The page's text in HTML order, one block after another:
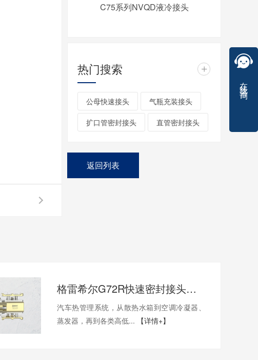
C75系列NVQD液冷接头
热门搜索 +
公母快速接头 气瓶充装接头
扩口管密封接头 直管密封接头
返回列表
格雷希尔G72R快速密封接头：汽车空调异型管口测试方案
汽车热管理系统，从散热水箱到空调冷凝器、
蒸发器，再到各类高低...
【详情+】
在线咨询